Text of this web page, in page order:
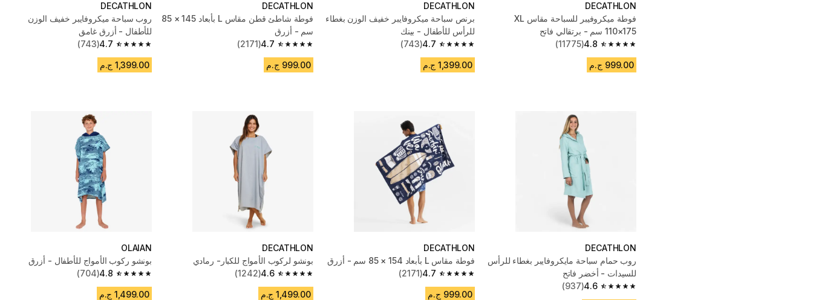
DECATHLON
فوطة ميكروفيبر للسباحة مقاس XL
110×175 سم - برتقالي فاتح
4.8
4.8 out of 5 stars from 11775 reviews
(11775)
999.00 ج.م
DECATHLON
برنص سباحة ميكروفايبر خفيف الوزن بغطاء
للرأس للأطفال - بينك
4.7
4.7 out of 5 stars from 743 reviews
(743)
1,399.00 ج.م
DECATHLON
فوطة شاطئ قطن مقاس L بأبعاد 145 × 85
سم - أزرق
4.7
4.7 out of 5 stars from 2171 reviews
(2171)
999.00 ج.م
DECATHLON
روب سباحة ميكروفايبر خفيف الوزن
للأطفال - أزرق غامق
4.7
4.7 out of 5 stars from 743 reviews
(743)
1,399.00 ج.م
DECATHLON
روب حمام سباحة مايكروفايبر بغطاء للرأس
للسيدات - أخضر فاتح
4.6
4.6 out of 5 stars from 937 reviews
(937)
DECATHLON
فوطة مقاس L بأبعاد 154 × 85 سم - أزرق
4.7
4.7 out of 5 stars from 2171 reviews
(2171)
999.00 ج.م
DECATHLON
بونشو لركوب الأمواج للكبار- رمادي
4.6
4.6 out of 5 stars from 1242 reviews
(1242)
1,499.00 ج.م
OLAIAN
بونشو ركوب الأمواج للأطفال - أزرق
4.8
4.8 out of 5 stars from 704 reviews
(704)
1,499.00 ج.م